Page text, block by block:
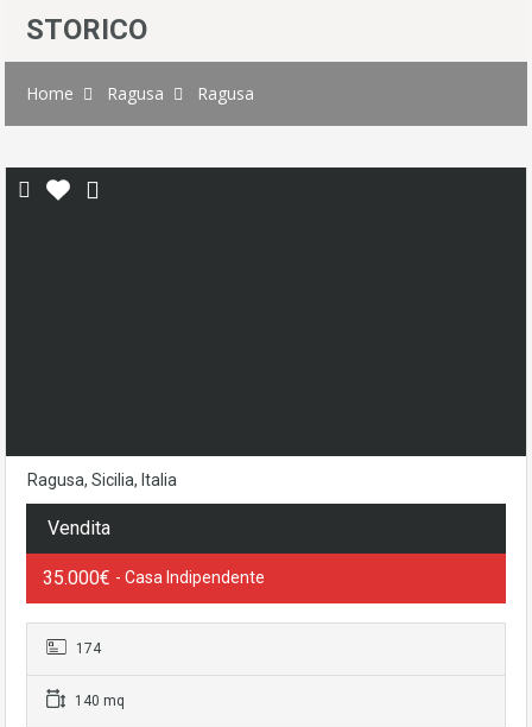
STORICO
Home Ragusa Ragusa
Ragusa, Sicilia, Italia
Vendita
35.000€ - Casa Indipendente
174
140 mq